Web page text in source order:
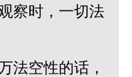
察时，一切法
法空性的话，